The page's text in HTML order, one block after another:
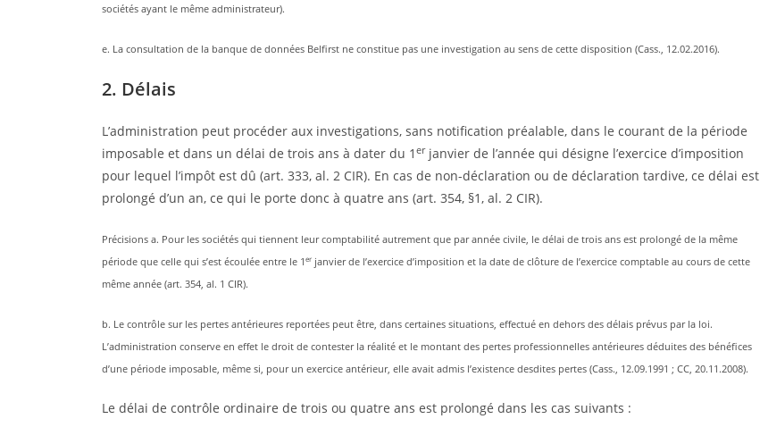
sociétés ayant le même administrateur).
e. La consultation de la banque de données Belfirst ne constitue pas une investigation au sens de cette disposition (Cass., 12.02.2016).
2. Délais
L’administration peut procéder aux investigations, sans notification préalable, dans le courant de la période
imposable et dans un délai de trois ans à dater du 1 erjanvier de l’année qui désigne l’exercice d’imposition
pour lequel l’impôt est dû (art. 333, al. 2 CIR). En cas de non-déclaration ou de déclaration tardive, ce délai est
prolongé d’un an, ce qui le porte donc à quatre ans (art. 354, §1, al. 2 CIR).
Précisions a. Pour les sociétés qui tiennent leur comptabilité autrement que par année civile, le délai de trois ans est prolongé de la même
période que celle qui s’est écoulée entre le 1erjanvier de l’exercice d’imposition et la date de clôture de l’exercice comptable au cours de cette
même année (art. 354, al. 1 CIR).
b. Le contrôle sur les pertes antérieures reportées peut être, dans certaines situations, effectué en dehors des délais prévus par la loi.
L’administration conserve en effet le droit de contester la réalité et le montant des pertes professionnelles antérieures déduites des bénéfices
d’une période imposable, même si, pour un exercice antérieur, elle avait admis l’existence desdites pertes (Cass., 12.09.1991 ; CC, 20.11.2008).
Le délai de contrôle ordinaire de trois ou quatre ans est prolongé dans les cas suivants :